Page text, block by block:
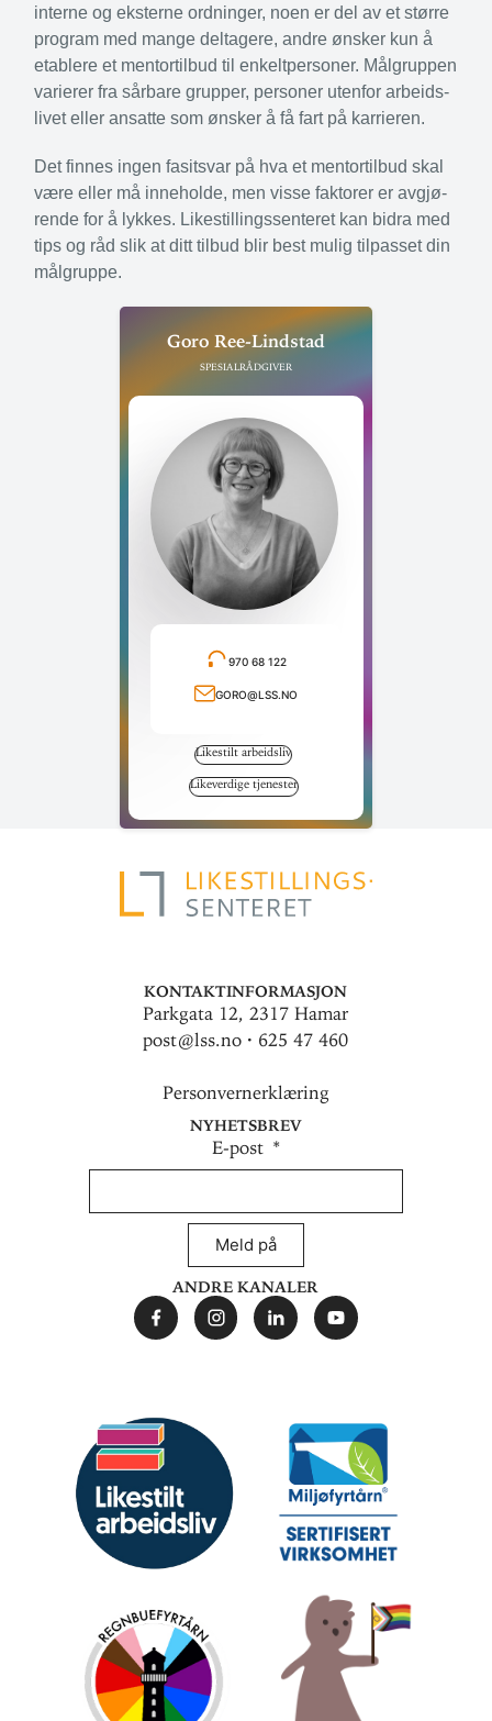
interne og eks­terne ord­ninger, noen er del av et større
program med mange del­tagere, andre ønsker kun å
etablere et mentor­tilbud til enkelt­per­soner. Mål­gruppen
varierer fra sårbare grupper, per­soner utenfor arbeids­
livet eller ansatte som ønsker å få fart på karrieren.
Det finnes ingen fasitsvar på hva et mentor­tilbud skal
være eller må inne­holde, men visse fak­torer er avgjø­
rende for å lykkes. Like­stil­lings­sen­teret kan bidra med
tips og råd slik at ditt tilbud blir best mulig til­passet din
målgruppe.
Goro Ree-Lindstad
Spesialrådgiver
970 68 122
Ring telefonnummer
goro@lss.no
Send e-post
Likestilt arbeidsliv
Likeverdige tjenester
Kontaktinformasjon
Parkgata 12, 2317 Hamar
post@lss.no · 625 47 460
Personvernerklæring
Nyhetsbrev
E-post
Meld på
Andre kanaler